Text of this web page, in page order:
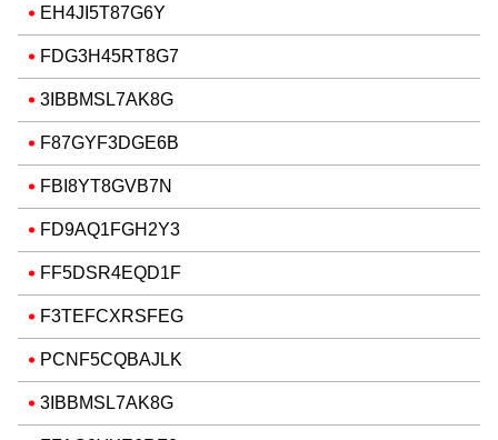
EH4JI5T87G6Y
FDG3H45RT8G7
3IBBMSL7AK8G
F87GYF3DGE6B
FBI8YT8GVB7N
FD9AQ1FGH2Y3
FF5DSR4EQD1F
F3TEFCXRSFEG
PCNF5CQBAJLK
3IBBMSL7AK8G